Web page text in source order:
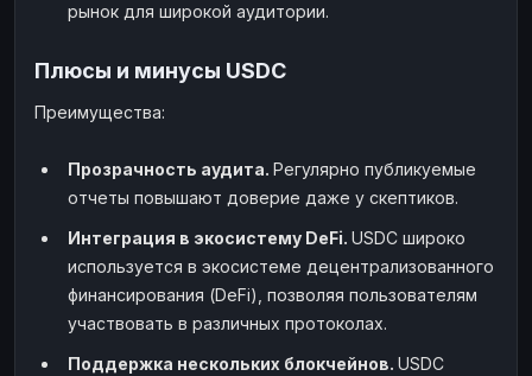
рынок для широкой аудитории.
Плюсы и минусы USDC
Преимущества:
Прозрачность аудита. Регулярно публикуемые
отчеты повышают доверие даже у скептиков.
Интеграция в экосистему DeFi. USDC широко
используется в экосистеме децентрализованного
финансирования (DeFi), позволяя пользователям
участвовать в различных протоколах.
Поддержка нескольких блокчейнов. USDC